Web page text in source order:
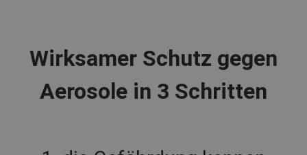
Wirksamer Schutz gegen
Aerosole in 3 Schritten